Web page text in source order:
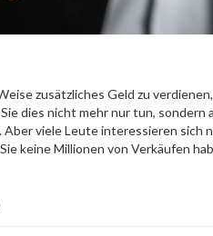
zusätzliches Geld zu
dies nicht mehr nur tun, sondern
viele Leute interessieren sich
keine Millionen von Verkäufen